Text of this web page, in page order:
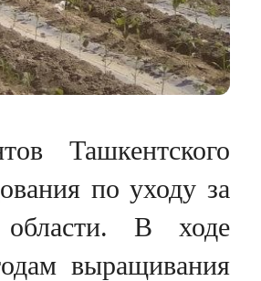
Ташкентского
по уходу за
области. В ходе
выращивания